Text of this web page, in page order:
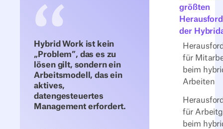
größten
der
für
beim
Arbeiten
für
beim
Hybrid Work ist kein
„Problem”, das es zu
lösen gilt, sondern ein
Arbeitsmodell, das ein
aktives,
datengesteuertes
Management erfordert.